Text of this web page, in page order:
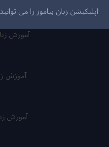
اپلیکیشن زبان بیاموز را می
آموزش
آموزش
آموزش